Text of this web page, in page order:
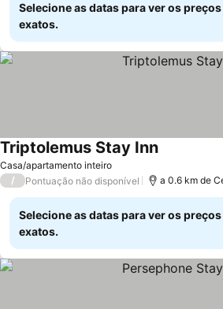
Selecione as datas para ver os preços
exatos.
Casa/apartamento inteiro
Triptolemus Stay InnVer preços
/ Pontuação não disponível a 0.6 km de
Selecione as datas para ver os preços
exatos.